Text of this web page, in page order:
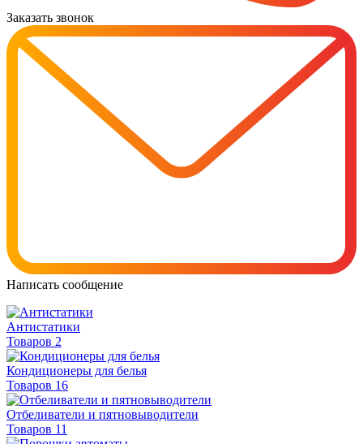
Заказать звонок
Написать сообщение
Антистатики
Товаров 2
Кондиционеры для белья
Товаров 16
Отбеливатели и пятновыводители
Товаров 11